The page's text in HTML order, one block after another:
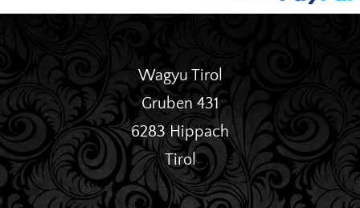
Wagyu Tirol
Gruben 431
6283 Hippach
Tirol